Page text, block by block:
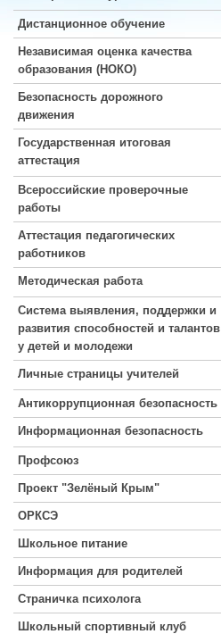
Дистанционное обучение
Независимая оценка качества
образования (НОКО)
Безопасность дорожного
движения
Государственная итоговая
аттестация
Всероссийские проверочные
работы
Аттестация педагогических
работников
Методическая работа
Система выявления, поддержки и
развития способностей и талантов
у детей и молодежи
Личные страницы учителей
Антикоррупционная безопасность
Информационная безопасность
Профсоюз
Проект "Зелёный Крым"
ОРКСЭ
Школьное питание
Информация для родителей
Страничка психолога
Школьный спортивный клуб